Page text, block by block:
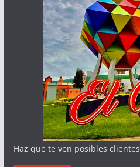
Haz que te ven posibles clientes